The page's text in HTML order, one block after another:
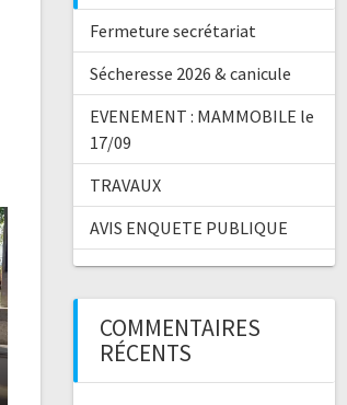
Fermeture secrétariat
Sécheresse 2026 & canicule
EVENEMENT : MAMMOBILE le
17/09
TRAVAUX
AVIS ENQUETE PUBLIQUE
COMMENTAIRES
RÉCENTS